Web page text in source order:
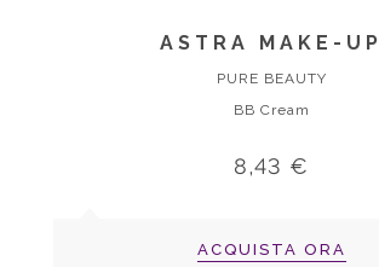
ASTRA MAKE-UP
PURE BEAUTY
BB Cream
8,43 €
ACQUISTA ORA